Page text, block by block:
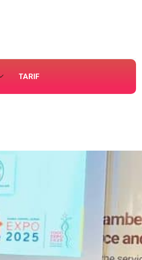
TARIF